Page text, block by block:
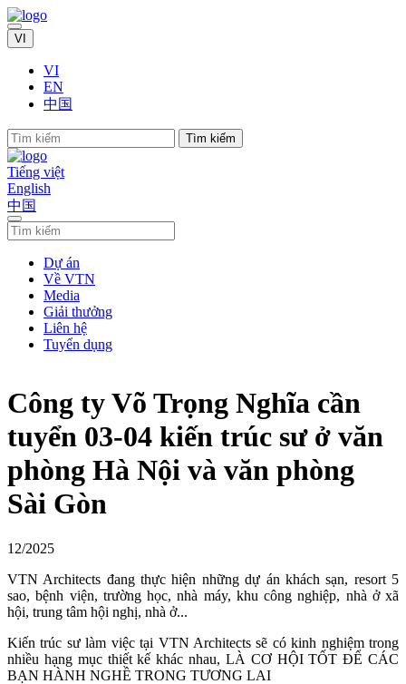
VI
VI
EN
中国
Tìm kiếm
Tiếng việt
English
中国
Dự án
Về VTN
Media
Giải thưởng
Liên hệ
Tuyển dụng
Công ty Võ Trọng Nghĩa cần
tuyển 03-04 kiến trúc sư ở văn
phòng Hà Nội và văn phòng
Sài Gòn
12/2025
VTN Architects đang thực hiện những dự án khách sạn, resort 5
sao, bệnh viện, trường học, nhà máy, khu công nghiệp, nhà ở xã
hội, trung tâm hội nghị, nhà ở...
Kiến trúc sư làm việc tại VTN Architects sẽ có kinh nghiệm trong
nhiều hạng mục thiết kế khác nhau, LÀ CƠ HỘI TỐT ĐỂ CÁC
BẠN HÀNH NGHỀ TRONG TƯƠNG LAI